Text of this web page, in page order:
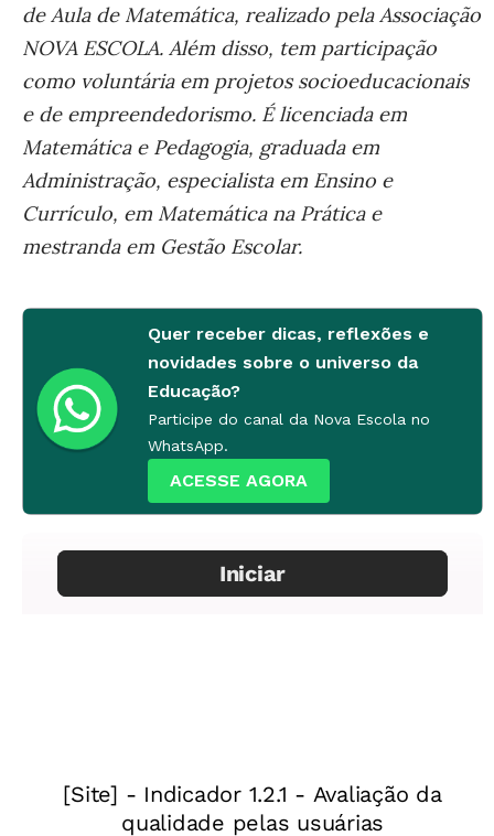
de Aula de Matemática, realizado pela Associação
NOVA ESCOLA. Além disso, tem participação
como voluntária em projetos socioeducacionais
e de empreendedorismo. É licenciada em
Matemática e Pedagogia, graduada em
Administração, especialista em Ensino e
Currículo, em Matemática na Prática e
mestranda em Gestão Escolar.
Quer receber dicas, reflexões e
novidades sobre o universo da
Educação?
Participe do canal da Nova Escola no
WhatsApp.
ACESSE AGORA